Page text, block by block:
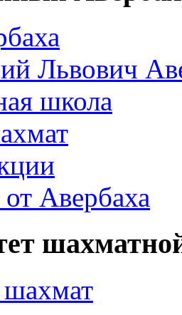
Львович
школа
Авербаха